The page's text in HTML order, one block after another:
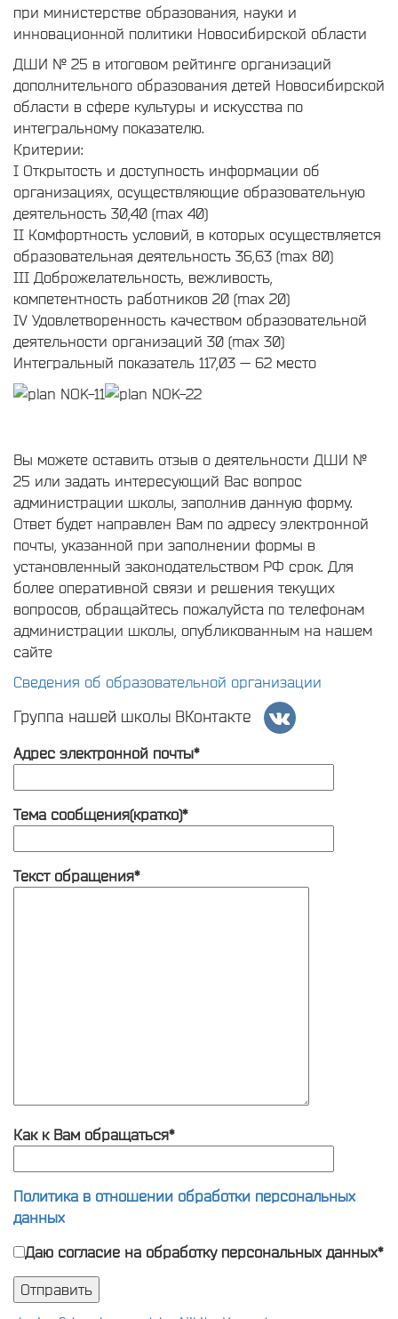
при министерстве образования, науки и
инновационной политики Новосибирской области
ДШИ № 25 в итоговом рейтинге организаций
дополнительного образования детей Новосибирской
области в сфере культуры и искусства по
интегральному показателю.
Критерии:
I Открытость и доступность информации об
организациях, осуществляющие образовательную
деятельность 30,40 (max 40)
II Комфортность условий, в которых осуществляется
образовательная деятельность 36,63 (max 80)
III Доброжелательность, вежливость,
компетентность работников 20 (max 20)
IV Удовлетворенность качеством образовательной
деятельности организаций 30 (max 30)
Интегральный показатель 117,03 — 62 место
Вы можете оставить отзыв о деятельности ДШИ №
25 или задать интересующий Вас вопрос
администрации школы, заполнив данную форму.
Ответ будет направлен Вам по адресу электронной
почты, указанной при заполнении формы в
установленный законодательством РФ срок. Для
более оперативной связи и решения текущих
вопросов, обращайтесь пожалуйста по телефонам
администрации школы, опубликованным на нашем
сайте
Сведения об образовательной организации
Группа нашей школы ВКонтакте
Адрес электронной почты*
Тема сообщения(кратко)*
Текст обращения*
Как к Вам обращаться*
Политика в отношении обработки персональных
данных
Даю согласие на обработку персональных данных*